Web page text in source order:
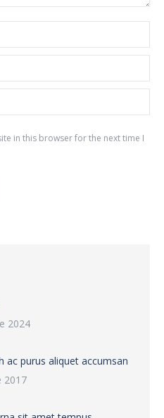
in this browser for the next time I
2024
ac purus aliquet accumsan
2017